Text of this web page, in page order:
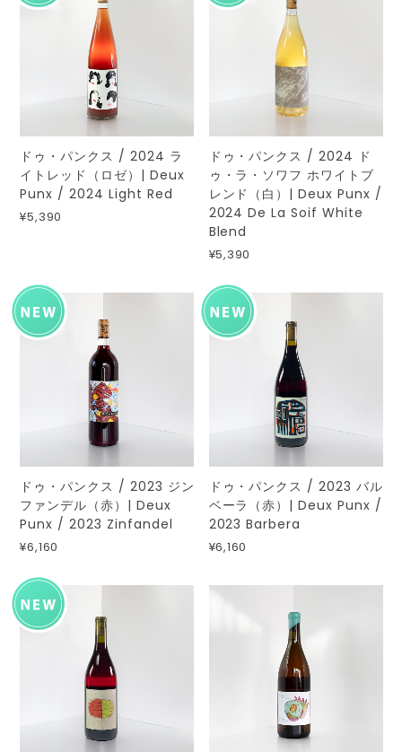
ドゥ・パンクス / 2024 ラ
イトレッド（ロゼ）| Deux
Punx / 2024 Light Red
¥5,390
ドゥ・パンクス / 2024 ド
ゥ・ラ・ソワフ ホワイトブ
レンド（白）| Deux Punx /
2024 De La Soif White
Blend
¥5,390
ドゥ・パンクス / 2023 ジン
ファンデル（赤）| Deux
Punx / 2023 Zinfandel
¥6,160
ドゥ・パンクス / 2023 バル
ベーラ（赤）| Deux Punx /
2023 Barbera
¥6,160